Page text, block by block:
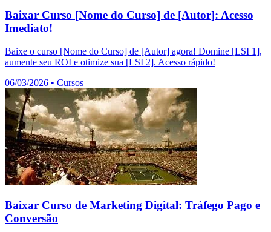
Baixar Curso [Nome do Curso] de [Autor]: Acesso
Imediato!
Baixe o curso [Nome do Curso] de [Autor] agora! Domine [LSI 1],
aumente seu ROI e otimize sua [LSI 2]. Acesso rápido!
06/03/2026 • Cursos
Baixar Curso de Marketing Digital: Tráfego Pago e
Conversão